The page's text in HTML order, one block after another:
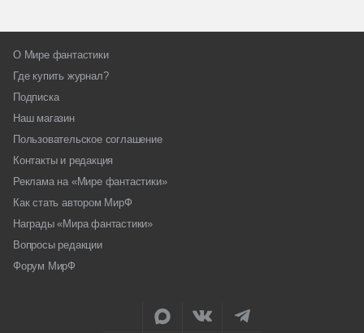
О Мире фантастики
Где купить журнал?
Подписка
Наш магазин
Пользовательское соглашение
Контакты и редакция
Реклама на «Мире фантастики»
Как стать автором МирФ
Награды «Мира фантастики»
Вопросы редакции
Форум МирФ